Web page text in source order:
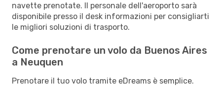
navette prenotate. Il personale dell'aeroporto sarà
disponibile presso il desk informazioni per consigliarti
le migliori soluzioni di trasporto.
Come prenotare un volo da Buenos Aires
a Neuquen
Prenotare il tuo volo tramite eDreams è semplice.